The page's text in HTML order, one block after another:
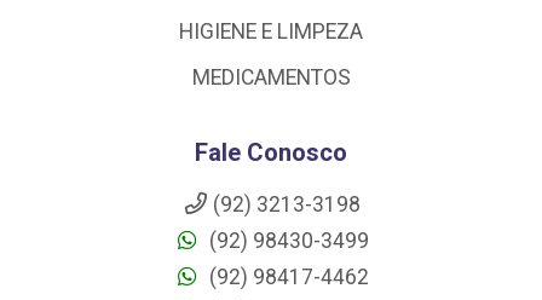
HIGIENE E LIMPEZA
MEDICAMENTOS
Fale Conosco
(92) 3213-3198
(92) 98430-3499
(92) 98417-4462